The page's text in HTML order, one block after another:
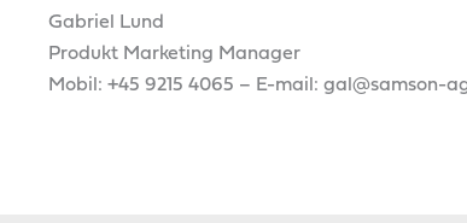
Gabriel Lund
Produkt Marketing Manager
Mobil: +45 9215 4065 – E-mail: gal@samson-